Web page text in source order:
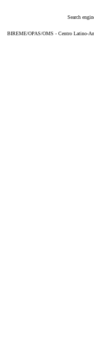
Search
BIREME/OPAS/OMS - Centro Latino-